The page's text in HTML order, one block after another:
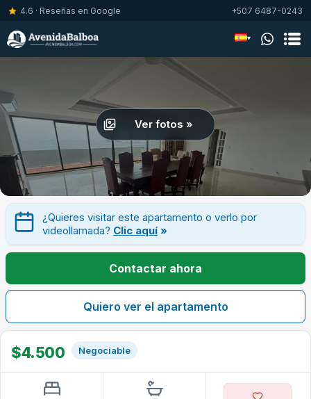
4.6 · Reseñas en Google +507 6487-0243
▾
Ver fotos »
¿Quieres visitar este apartamento o verlo por
videollamada? Clic aquí »
Contactar ahora
Quiero ver el apartamento
$4.500 Negociable